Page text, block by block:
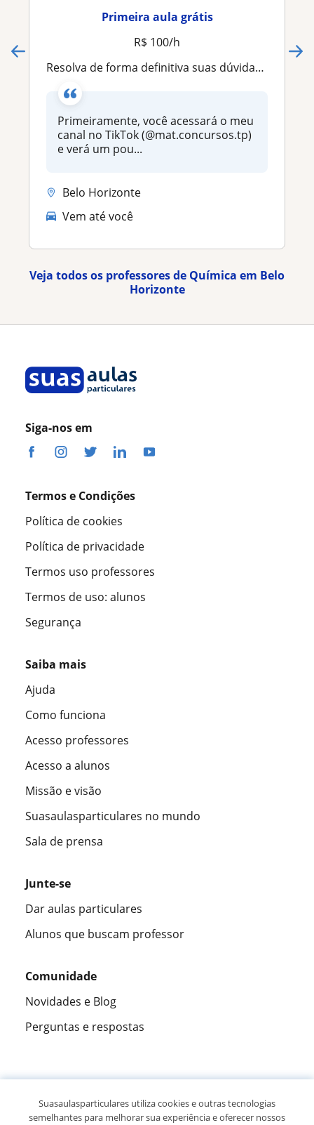
Primeira aula grátis
R$ 100/h
Resolva de forma definitiva suas dúvidas sobre Química
Primeiramente, você acessará o meu
canal no TikTok (@mat.concursos.tp)
e verá um pou...
Belo Horizonte
Vem até você
Veja todos os professores de Química em Belo
Horizonte
Siga-nos em
Termos e Condições
Política de cookies
Política de privacidade
Termos uso professores
Termos de uso: alunos
Segurança
Saiba mais
Ajuda
Como funciona
Acesso professores
Acesso a alunos
Missão e visão
Suasaulasparticulares no mundo
Sala de prensa
Junte-se
Dar aulas particulares
Alunos que buscam professor
Comunidade
Novidades e Blog
Perguntas e respostas
305915opiniões de alunos
Suasaulasparticulares utiliza cookies e outras tecnologias
semelhantes para melhorar sua experiência e oferecer nossos